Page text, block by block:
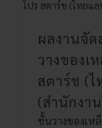
ผลงานจั
วางของเ
สตาร์ช (
(สำนักงา
ชั้นวางของเห